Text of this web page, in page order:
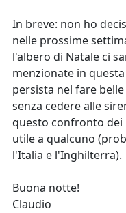
In breve: non ho
nelle prossime
l'albero di Natale ci
menzionate in
persista nel fare
senza cedere alle
questo confronto dei
utile a qualcuno
l'Italia e l'Inghilterra).
Buona notte!
Claudio